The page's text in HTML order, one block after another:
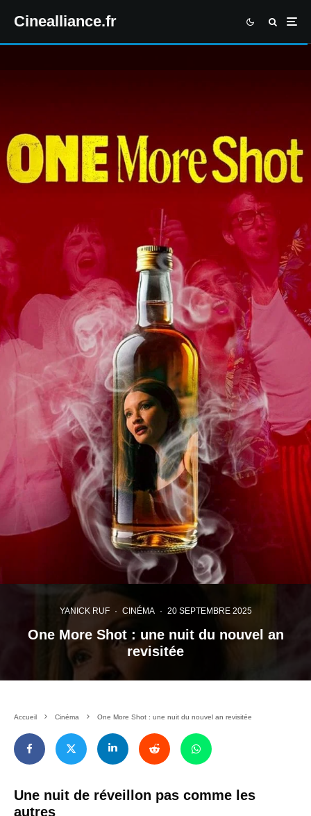
Cinealliance.fr
YANICK RUF · CINÉMA · 20 SEPTEMBRE 2025
One More Shot : une nuit du nouvel an
revisitée
Accueil Cinéma One More Shot : une nuit du nouvel an revisitée
Une nuit de réveillon pas comme les
autres